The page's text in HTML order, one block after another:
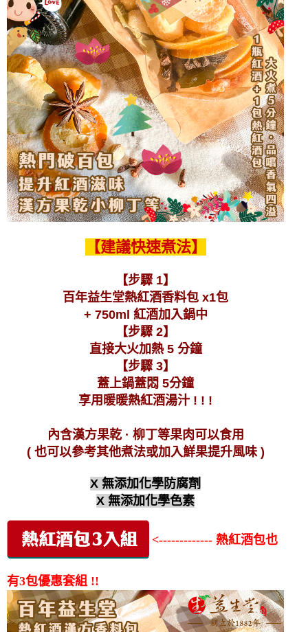
【建議快速煮法】
【步驟 1】
百年益生堂熱紅酒香料包 x1包
+ 750ml 紅酒加入鍋中
【步驟 2】
直接大火加熱 5 分鐘
【步驟 3】
蓋上鍋蓋悶 5分鐘
享用暖暖熱紅酒湯汁 ! ! !
內含漢方果乾 · 柳丁等果肉可以食用
( 也可以參考其他煮法或加入鮮果提升風味 )
X 無添加化學防腐劑
X 無添加化學色素
<------------- 熱紅酒包也
有3包優惠套組 !!